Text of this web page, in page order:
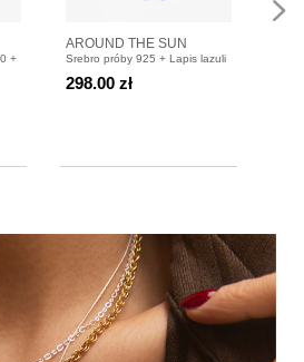
+
AROUND THE SUN
Bransoletka lapis lazuli
Srebro próby 925 + Lapis lazuli
298.00 zł